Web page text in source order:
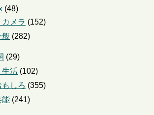
(48)
メラ (152)
般 (282)
(29)
生活 (102)
しろ (355)
能 (241)